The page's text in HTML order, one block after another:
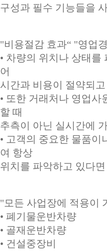
구성과 필수 기능들을
"비용절감 효과“ "영업
• 차량의 위치나 상태
어
시간과 비용이 절약되
• 또한 거래처나 영업
할 때
추측이 아닌 실시간에
• 고객의 중요한 물품이
여 항상
위치를 파악하고 있다
"모든 사업장에 적용이
• 폐기물운반차량
• 골재운반차량
• 건설중장비